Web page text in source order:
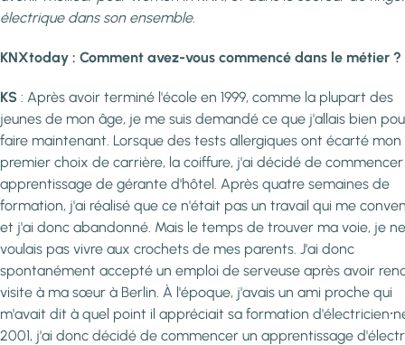
électrique dans son ensemble.
KNXtoday : Comment avez-vous commencé dans le métier ?
KS : Après avoir terminé l'école en 1999, comme la plupart des
jeunes de mon âge, je me suis demandé ce que j'allais bien
faire maintenant. Lorsque des tests allergiques ont écarté mon
premier choix de carrière, la coiffure, j'ai décidé de
apprentissage de gérante d'hôtel. Après quatre semaines de
formation, j'ai réalisé que ce n'était pas un travail qui me
et j'ai donc abandonné. Mais le temps de trouver ma voie, je ne
voulais pas vivre aux crochets de mes parents. J'ai donc
spontanément accepté un emploi de serveuse après avoir
visite à ma sœur à Berlin. À l'époque, j'avais un ami proche qui
m'avait dit à quel point il appréciait sa formation
2001, j'ai donc décidé de commencer un apprentissage